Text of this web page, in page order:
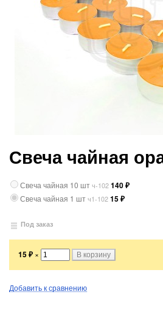
Свеча чайная
Свеча чайная 10 шт ч-102 140₽
Свеча чайная 1 шт ч1-102 15₽
Под заказ
15₽ ×
Добавить к сравнению